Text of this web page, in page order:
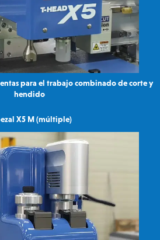
para el trabajo combinado de corte y
hendido
X5 M (múltiple)